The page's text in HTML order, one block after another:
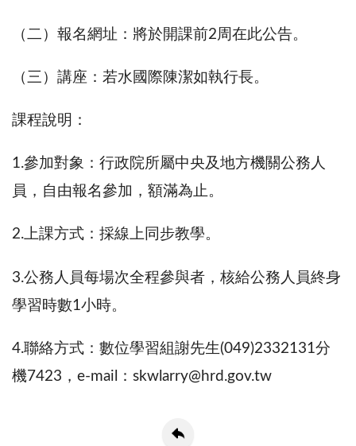
（二）報名網址：將於開課前2周在此公告。
（三）講座：若水國際陳潔如執行長。
課程說明：
1.參加對象：行政院所屬中央及地方機關公務人
員，自由報名參加，額滿為止。
2.上課方式：採線上同步教學。
3.公務人員每場次全程參與者，核給公務人員終身
學習時數1小時。
4.聯絡方式：數位學習組謝先生(049)2332131分
機7423，e-mail：skwlarry@hrd.gov.tw